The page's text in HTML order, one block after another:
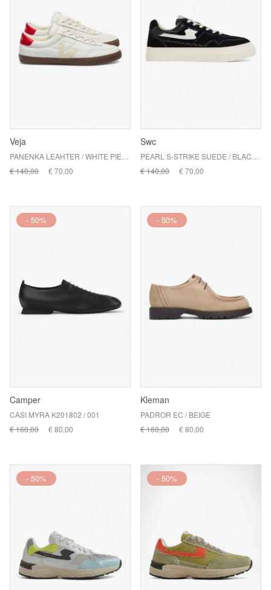
Veja
€ 140,00
€ 70,00
Swc
€ 140,00
€ 70,00
- 50%
Camper
CASI MYRA K201802 / 001
€ 160,00
€ 80,00
- 50%
Kleman
PADROR EC / BEIGE
€ 160,00
€ 80,00
- 50% - 50%